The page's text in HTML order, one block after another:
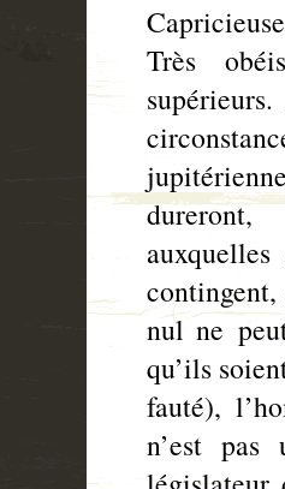
Très
dureront,
nul ne
qu’ils
fauté),
n’est pas